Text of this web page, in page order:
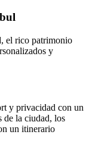
el rico patrimonio
y
y privacidad con un
de la ciudad, los
un itinerario